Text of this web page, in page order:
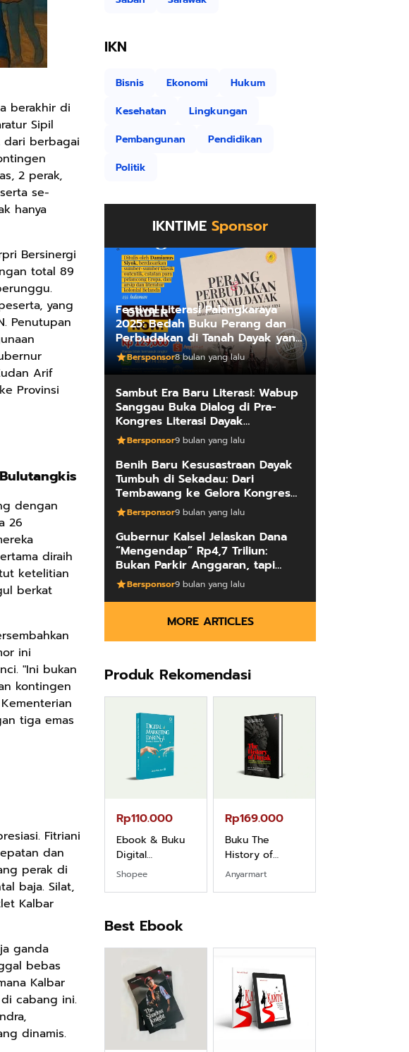
berakhir di
Sipil
dari berbagai
2 perak,
se-
hanya
Bersinergi
total 89
yang
Penutupan
Arif
Provinsi
dengan
26
diraih
ketelitian
berkat
ini
"Ini bukan
kontingen
tiga emas
Fitriani
dan
perak di
baja. Silat,
Kalbar
ganda
bebas
Kalbar
cabang ini.
dinamis.
IKN
Bisnis Ekonomi
Hukum
Kesehatan
Lingkungan
Pembangunan
Pendidikan
Politik
IKNTIME Sponsor
Festival Literasi Palangkaraya
2025: Bedah Buku Perang dan
Perbudakan di Tanah Dayak yang
Mengungkap Kebenaran Fakta
Sejarah
Bersponsor8 bulan yang lalu
Sambut Era Baru Literasi: Wabup
Sanggau Buka Dialog di Pra-
Kongres Literasi Dayak
Internasional
Bersponsor9 bulan yang lalu
Benih Baru Kesusastraan Dayak
Tumbuh di Sekadau: Dari
Tembawang ke Gelora Kongres
Penulis
Bersponsor9 bulan yang lalu
Gubernur Kalsel Jelaskan Dana
“Mengendap” Rp4,7 Triliun:
Bukan Parkir Anggaran, tapi
Manajemen Kas Daerah
Bersponsor9 bulan yang lalu
MORE ARTICLES
Produk Rekomendasi
Durian Cinta |
Kumpulan
Cerpen – Wisnu
Pamungkas
Anyarmart
Rp110.000
Ebook & Buku
Digital
Marketing Dari
Shopee
Rp169.000
Buku The
History of
Dayak – Sejarah
Anyarmart
Best Ebook